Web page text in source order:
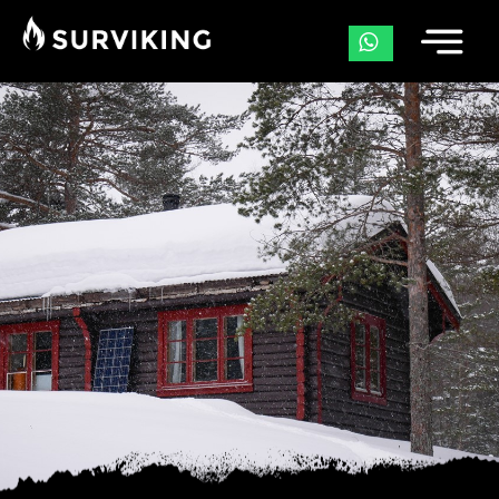
Outdoor Meteorologie Training
Workshop & Training Vuur maken
Workshop Natuurfotografie
Workshop Noodcommunicatie
Noodplan maken voor 72 uur zelfredzaamheid
Ecoregios